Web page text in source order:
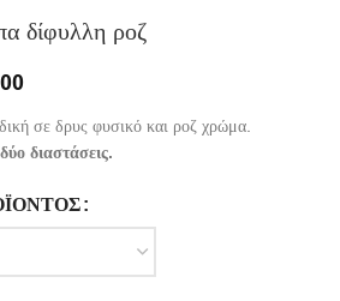
δίφυλλη ροζ
σε δρυς φυσικό και ροζ χρώμα.
διαστάσεις.